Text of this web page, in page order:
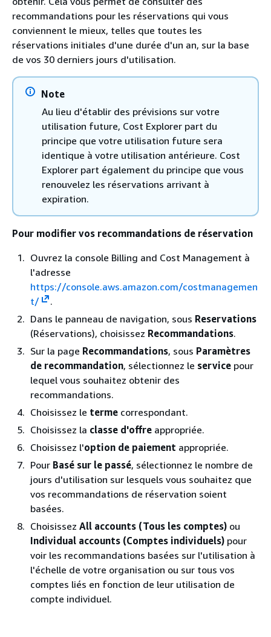
recommandations pour les réservations qui vous
conviennent le mieux, telles que toutes les
réservations initiales d'une durée d'un an, sur la base
de vos 30 derniers jours d'utilisation.
Note
Au lieu d'établir des prévisions sur votre
utilisation future, Cost Explorer part du
principe que votre utilisation future sera
identique à votre utilisation antérieure. Cost
Explorer part également du principe que vous
renouvelez les réservations arrivant à
expiration.
Pour modifier vos recommandations de réservation
Ouvrez la console Billing and Cost Management à
l'adresse
https://console.aws.amazon.com/costmanagemen
t/
.
Dans le panneau de navigation, sous Reservations
(Réservations), choisissez Recommandations.
Sur la page Recommandations, sous Paramètres
de recommandation, sélectionnez le service pour
lequel vous souhaitez obtenir des
recommandations.
Choisissez le terme correspondant.
Choisissez la classe d'offre appropriée.
Choisissez l'option de paiement appropriée.
Pour Basé sur le passé, sélectionnez le nombre de
jours d'utilisation sur lesquels vous souhaitez que
vos recommandations de réservation soient
basées.
Choisissez All accounts (Tous les comptes) ou
Individual accounts (Comptes individuels) pour
voir les recommandations basées sur l'utilisation à
l'échelle de votre organisation ou sur tous vos
comptes liés en fonction de leur utilisation de
compte individuel.